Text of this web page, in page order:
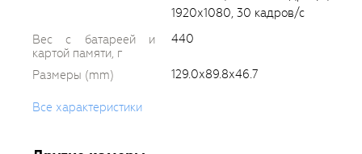
1920х1080, 30 кадров/с
Вес с батареей и
картой памяти, г
440
Размеры (mm) 129.0х89.8х46.7
Все характеристики